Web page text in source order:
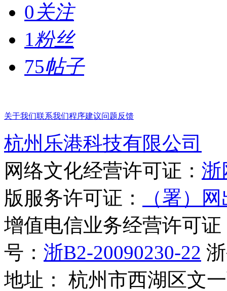
0关注
1粉丝
75帖子
关于我们联系我们程序建议问题反馈
杭州乐港科技有限公司
网络文化经营许可证： 浙
版服务许可证：
（署）
增值电信业务经营许可证
号： 浙B2-20090230-22
地址： 杭州市西湖区文